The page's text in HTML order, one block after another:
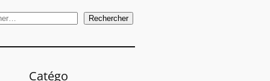
Rechercher
Catégo